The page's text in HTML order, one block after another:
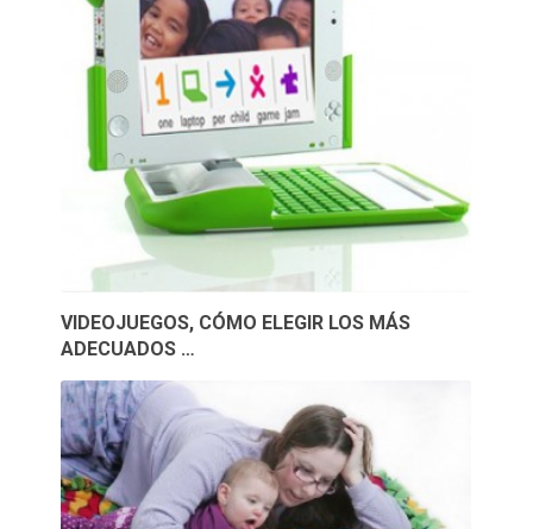
VIDEOJUEGOS, CÓMO ELEGIR LOS MÁS
ADECUADOS …